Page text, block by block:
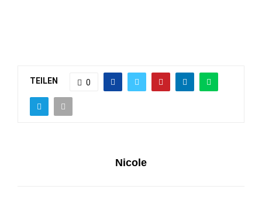
TEILEN 0
Nicole